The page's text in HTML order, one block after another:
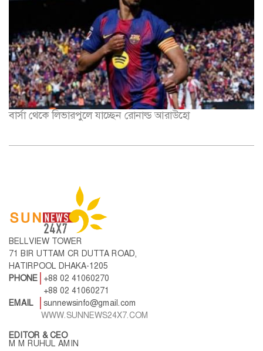
বার্সা থেকে লিভারপুলে যাচ্ছেন রোনাল্ড আরাউহো
BELLVIEW TOWER
71 BIR UTTAM CR DUTTA ROAD,
HATIRPOOL DHAKA-1205
PHONE
+88 02 41060270
+88 02 41060271
EMAIL
sunnewsinfo@gmail.com
WWW.SUNNEWS24X7.COM
EDITOR & CEO
M M RUHUL AMIN